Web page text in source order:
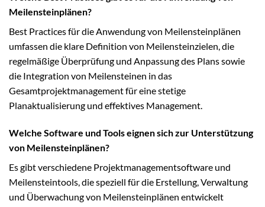
Meilensteinplänen?
Best Practices für die Anwendung von Meilensteinplänen
umfassen die klare Definition von Meilensteinzielen, die
regelmäßige Überprüfung und Anpassung des Plans sowie
die Integration von Meilensteinen in das
Gesamtprojektmanagement für eine stetige
Planaktualisierung und effektives Management.
Welche Software und Tools eignen sich zur Unterstützung
von Meilensteinplänen?
Es gibt verschiedene Projektmanagementsoftware und
Meilensteintools, die speziell für die Erstellung, Verwaltung
und Überwachung von Meilensteinplänen entwickelt